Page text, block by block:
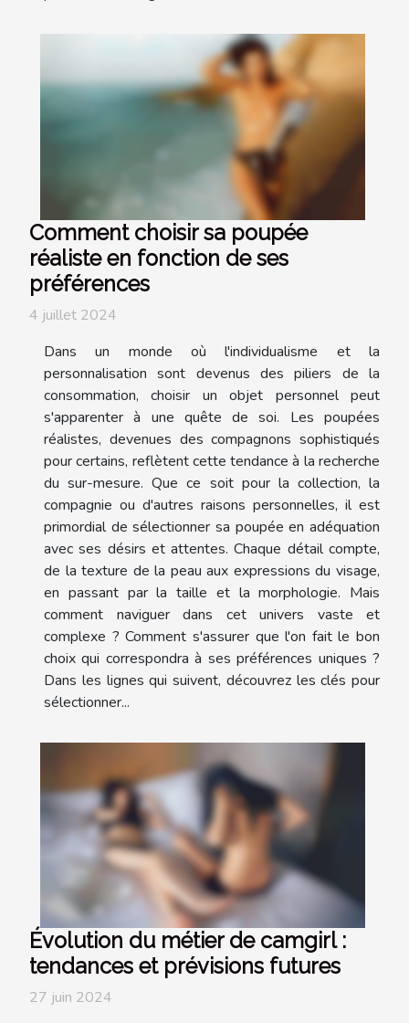
Comment choisir sa poupée
réaliste en fonction de ses
préférences
4 juillet 2024
Dans un monde où l'individualisme et la
personnalisation sont devenus des piliers de la
consommation, choisir un objet personnel peut
s'apparenter à une quête de soi. Les poupées
réalistes, devenues des compagnons sophistiqués
pour certains, reflètent cette tendance à la recherche
du sur-mesure. Que ce soit pour la collection, la
compagnie ou d'autres raisons personnelles, il est
primordial de sélectionner sa poupée en adéquation
avec ses désirs et attentes. Chaque détail compte,
de la texture de la peau aux expressions du visage,
en passant par la taille et la morphologie. Mais
comment naviguer dans cet univers vaste et
complexe ? Comment s'assurer que l'on fait le bon
choix qui correspondra à ses préférences uniques ?
Dans les lignes qui suivent, découvrez les clés pour
sélectionner...
Évolution du métier de camgirl :
tendances et prévisions futures
27 juin 2024